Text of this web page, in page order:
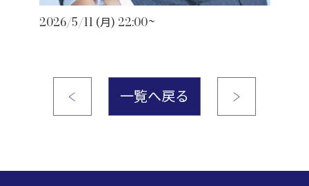
2026/5/11 (月) 22:00~
一覧へ戻る